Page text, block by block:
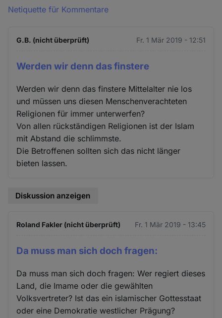
Netiquette für Kommentare
G.B. (nicht überprüft) Fr. 1 Mär 2019 - 12:51
Werden wir denn das finstere
Werden wir denn das finstere Mittelalter nie los
und müssen uns diesen Menschenverachteten
Religionen für immer unterwerfen?
Von allen rückständigen Religionen ist der Islam
mit Abstand die schlimmste.
Die Betroffenen sollten sich das nicht länger
bieten lassen.
Diskussion anzeigen
Roland Fakler (nicht überprüft) Fr. 1 Mär 2019 - 13:45
Da muss man sich doch fragen:
Da muss man sich doch fragen: Wer regiert dieses
Land, die Imame oder die gewählten
Volksvertreter? Ist das ein islamischer Gottesstaat
oder eine Demokratie westlicher Prägung?